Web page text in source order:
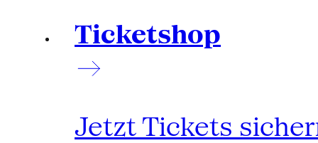
Ticketshop
Jetzt Tickets